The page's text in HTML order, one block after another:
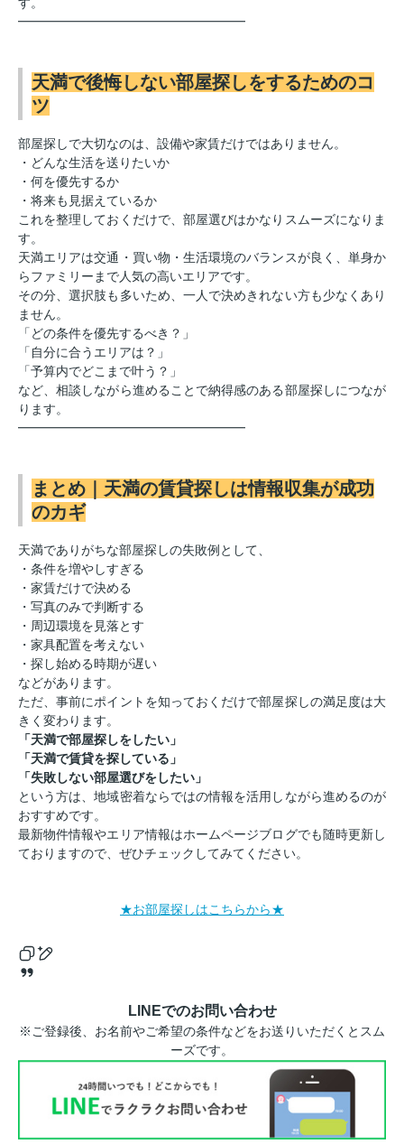
━━━━━━━━━━━━━━━━━━
天満で後悔しない部屋探しをするためのコ
ツ
部屋探しで大切なのは、設備や家賃だけではありません。
・どんな生活を送りたいか
・何を優先するか
・将来も見据えているか
これを整理しておくだけで、部屋選びはかなりスムーズになりま
す。
天満エリアは交通・買い物・生活環境のバランスが良く、単身か
らファミリーまで人気の高いエリアです。
その分、選択肢も多いため、一人で決めきれない方も少なくあり
ません。
「どの条件を優先するべき？」
「自分に合うエリアは？」
「予算内でどこまで叶う？」
など、相談しながら進めることで納得感のある部屋探しにつなが
ります。
━━━━━━━━━━━━━━━━━━
まとめ｜天満の賃貸探しは情報収集が成功
のカギ
天満でありがちな部屋探しの失敗例として、
・条件を増やしすぎる
・家賃だけで決める
・写真のみで判断する
・周辺環境を見落とす
・家具配置を考えない
・探し始める時期が遅い
などがあります。
ただ、事前にポイントを知っておくだけで部屋探しの満足度は大
きく変わります。
「天満で部屋探しをしたい」
「天満で賃貸を探している」
「失敗しない部屋選びをしたい」
という方は、地域密着ならではの情報を活用しながら進めるのが
おすすめです。
最新物件情報やエリア情報はホームページブログでも随時更新し
ておりますので、ぜひチェックしてみてください。
★お部屋探しはこちらから★
LINEでのお問い合わせ
※ご登録後、お名前やご希望の条件などをお送りいただくとスム
ーズです。